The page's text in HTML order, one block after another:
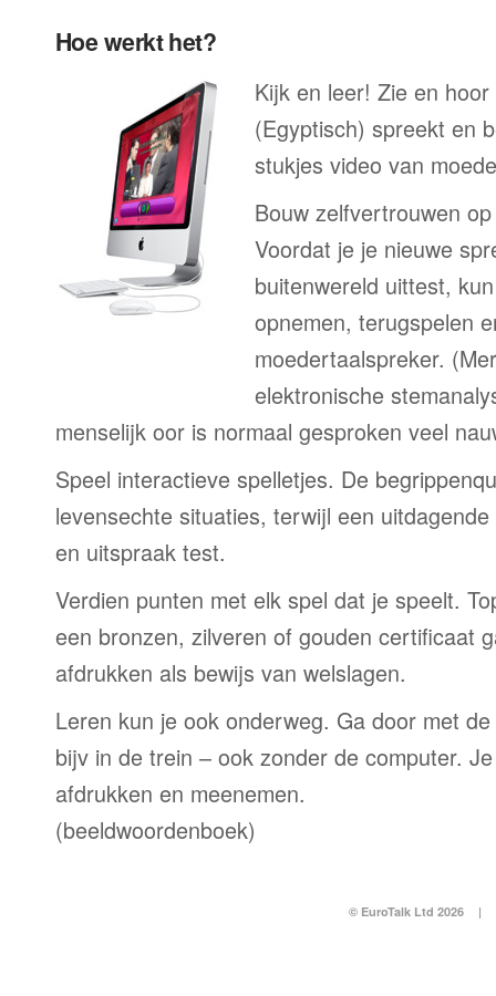
Hoe werkt het?
Kijk en leer! Zie en
(Egyptisch) spreekt en
stukjes video van
Bouw zelfvertrouwen
Voordat je je nieuwe
buitenwereld uittest,
opnemen, terugspelen
moedertaalspreker.
elektronische
menselijk oor is normaal gesproken veel
Speel interactieve spelletjes. De
levensechte situaties, terwijl een
en uitspraak test.
Verdien punten met elk spel dat je speelt.
een bronzen, zilveren of gouden certificaat
afdrukken als bewijs van welslagen.
Leren kun je ook onderweg. Ga door met
bijv in de trein – ook zonder de computer.
afdrukken en meenemen.
(beeldwoordenboek)
© EuroTalk Ltd 2026 |